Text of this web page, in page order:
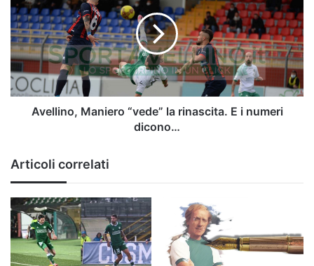
“vede”
la
rinascita.
E
i
numeri
dicono…
Avellino, Maniero “vede” la rinascita. E i numeri
dicono…
Articoli correlati